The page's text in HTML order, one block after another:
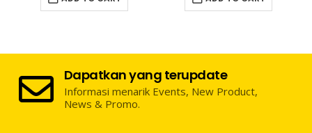
Dapatkan yang terupdate
Informasi menarik Events, New Product,
News & Promo.